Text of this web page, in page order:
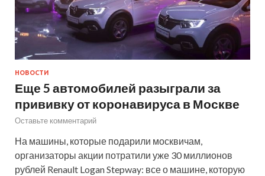
НОВОСТИ
Еще 5 автомобилей разыграли за
прививку от коронавируса в Москве
Оставьте комментарий
На машины, которые подарили москвичам,
организаторы акции потратили уже 30 миллионов
рублей Renault Logan Stepway: все о машине, которую